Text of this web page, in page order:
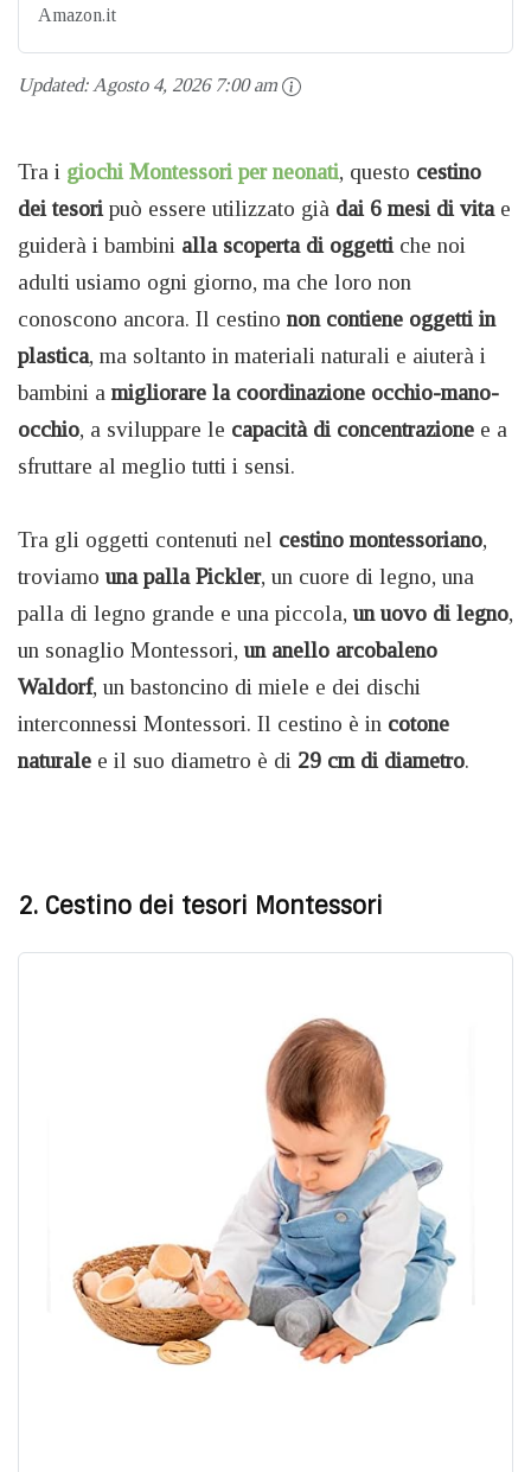
Amazon.it
Updated:Agosto 4, 2026 7:00 am
Tra i giochi Montessori per neonati, questo cestino
dei tesoripuò essere utilizzato già dai 6 mesi di vitae
guiderà i bambini alla scoperta di oggettiche noi
adulti usiamo ogni giorno, ma che loro non
conoscono ancora. Il cestino non contiene oggetti in
plastica, ma soltanto in materiali naturali e aiuterà i
bambini a migliorare la coordinazione occhio-mano-
occhio, a sviluppare le capacità di concentrazione e a
sfruttare al meglio tutti i sensi.
Tra gli oggetti contenuti nel cestino montessoriano,
troviamo una palla Pickler, un cuore di legno, una
palla di legno grande e una piccola, un uovo di legno,
un sonaglio Montessori, un anello arcobaleno
Waldorf, un bastoncino di miele e dei dischi
interconnessi Montessori. Il cestino è in cotone
naturale e il suo diametro è di 29 cm di diametro.
2. Cestino dei tesori Montessori